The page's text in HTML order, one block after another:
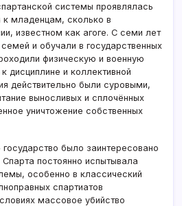
системы проявлялась
к младенцам, сколько в
известном как агоге. С семи лет
и обучали в государственных
физическую и военную
дисциплине и коллективной
действительно были суровыми,
выносливых и сплочённых
уничтожение собственных
было заинтересовано
постоянно испытывала
особенно в классический
спартиатов
массовое убийство